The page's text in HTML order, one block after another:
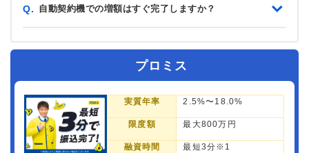
Q. 自動契約機での増額はすぐ完了しますか？
プロミス
実質年率 2.5%〜18.0%
限度額 最大800万円
融資時間 最短3分※1